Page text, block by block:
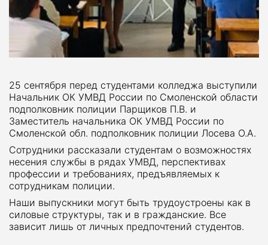
25 сентября перед студентами колледжа выступили
Начальник ОК УМВД России по Смоленской области
подполковник полиции Парщиков П.В. и
Заместитель начальника ОК УМВД России по
Смоленской обл. подполковник полиции Лосева О.А.
Сотрудники рассказали студентам о возможностях
несения службы в рядах УМВД, перспективах
профессии и требованиях, предъявляемых к
сотрудникам полиции.
Наши выпускники могут быть трудоустроены как в
силовые структуры, так и в гражданские. Все
зависит лишь от личных предпочтений студентов.